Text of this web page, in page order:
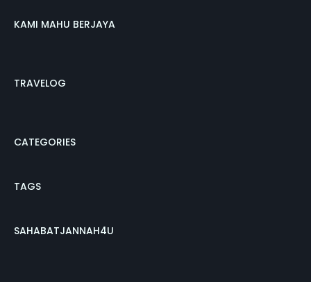
KAMI MAHU BERJAYA
TRAVELOG
CATEGORIES
TAGS
SAHABATJANNAH4U